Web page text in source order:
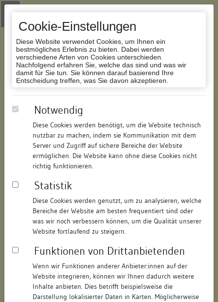
Cookie-Einstellungen
Diese Website verwendet Cookies, um Ihnen ein
bestmögliches Erlebnis zu bieten. Dabei werden
verschiedene Arten von Cookies unterschieden.
Nachfolgend erfahren Sie, welche das sind und was wir
damit für Sie tun. Sie können darauf basierend Ihre
Entscheidung treffen, was Sie davon akzeptieren.
Notwendig
Diese Cookies werden benötigt, um die Website technisch
nutzbar zu machen, indem sie Kommunikation mit dem
Server und Zugriff auf sichere Bereiche der Website
ermöglichen. Die Website kann ohne diese Cookies nicht
richtig funktionieren.
Statistik
Diese Cookies werden genutzt, um zu analysieren, welche
Bereiche der Website am besten frequentiert sind oder
was wir noch verbessern können, um die Qualität unserer
Website fortlaufend zu steigern.
Funktionen von Drittanbietenden
Wenn wir Funktionen anderer Anbieter:innen auf der
Website integrieren, können wir Ihnen dadurch weitere
Inhalte anbieten. Dies betrifft beispielsweise die
Darstellung lokalisierter Daten in Karten. Möglicherweise
Zur Navigation springen
Zum Inhalt der Website springen
Datenbank Bauforschung/Restaurierung
150260783215/Datum:25.10.2011
Datenbestand:
Bauforschung
Als PDF herunterladen:
Objektdaten
Straße: Salmannsweilergasse
Hausnummer: 11
Postleitzahl: 78426
Stadt-Teilort: Konstanz
Regierungsbezirk: Freiburg